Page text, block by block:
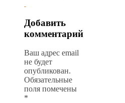
Добавить
комментарий
Ваш адрес email
не будет
опубликован.
Обязательные
поля помечены
*